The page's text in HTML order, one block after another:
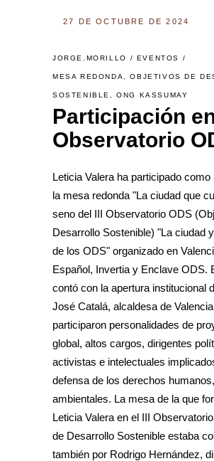
27 DE OCTUBRE DE 2024
JORGE.MORILLO EVENTOS
MESA REDONDA ,OBJETIVOS DE
SOSTENIBLE ,ONG KASSUMAY
Participación
Observatorio
Leticia Valera ha participado como
la mesa redonda "La ciudad que
seno del III Observatorio ODS
Desarrollo Sostenible) "La ciudad
de los ODS" organizado en
Español, Invertia y Enclave ODS.
contó con la apertura institucional
José Catalá, alcaldesa de
participaron personalidades de
global, altos cargos, dirigentes
activistas e intelectuales
defensa de los derechos
ambientales. La mesa de la que
Leticia Valera en el III
de Desarrollo Sostenible estaba
también por Rodrigo Hernández,